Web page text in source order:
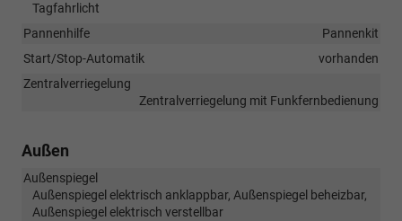
Tagfahrlicht
Pannenhilfe
Pannenkit
Start/Stop-Automatik
vorhanden
Zentralverriegelung
Zentralverriegelung mit Funkfernbedienung
Außen
Außenspiegel
Außenspiegel elektrisch anklappbar, Außenspiegel beheizbar,
Außenspiegel elektrisch verstellbar